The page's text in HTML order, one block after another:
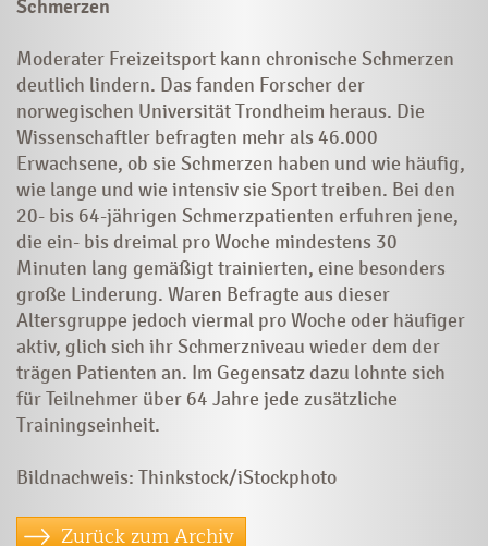
Schmerzen
Moderater Freizeitsport kann chronische Schmerzen
deutlich lindern. Das fanden Forscher der
norwegischen Universität Trondheim heraus. Die
Wissenschaftler befrag­ten mehr als 46.000
Erwachsene, ob sie Schmerzen haben und wie häufig,
wie lange und wie intensiv sie Sport treiben. Bei den
20- bis 64-jährigen Schmerzpatienten erfuhren jene,
die ein- bis dreimal pro Woche mindes­tens 30
Minuten lang gemäßigt trainierten, eine besonders
große Linderung. Waren Befragte aus dieser
Altersgruppe jedoch viermal pro Woche oder häufiger
aktiv, glich sich ihr Schmerzniveau wieder dem der
trägen Patien­ten an. Im Gegensatz dazu lohnte sich
für Teilnehmer über 64 Jahre jede zusätzliche
Trainingseinheit.
Bildnachweis: Thinkstock/iStockphoto
Zurück zum Archiv